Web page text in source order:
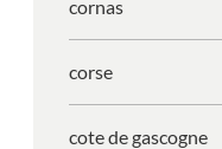
cornas
corse
cote de gascogne